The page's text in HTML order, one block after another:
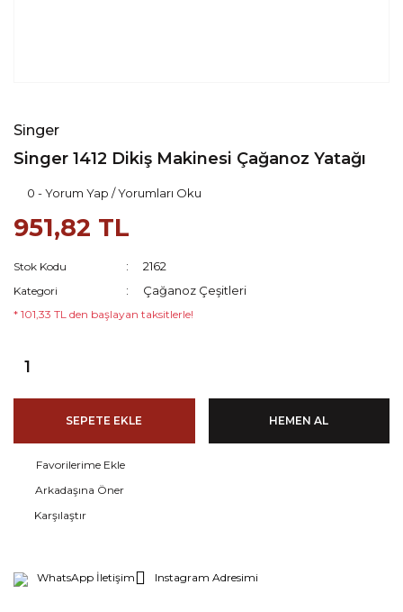
Singer
Singer 1412 Dikiş Makinesi Çağanoz Yatağı
0 - Yorum Yap / Yorumları Oku
951,82 TL
Stok Kodu 2162
Kategori Çağanoz Çeşitleri
* 101,33 TL den başlayan taksitlerle!
SEPETE EKLE HEMEN AL
Arkadaşına Öner
Karşılaştır
WhatsApp İletişim Instagram Adresimi